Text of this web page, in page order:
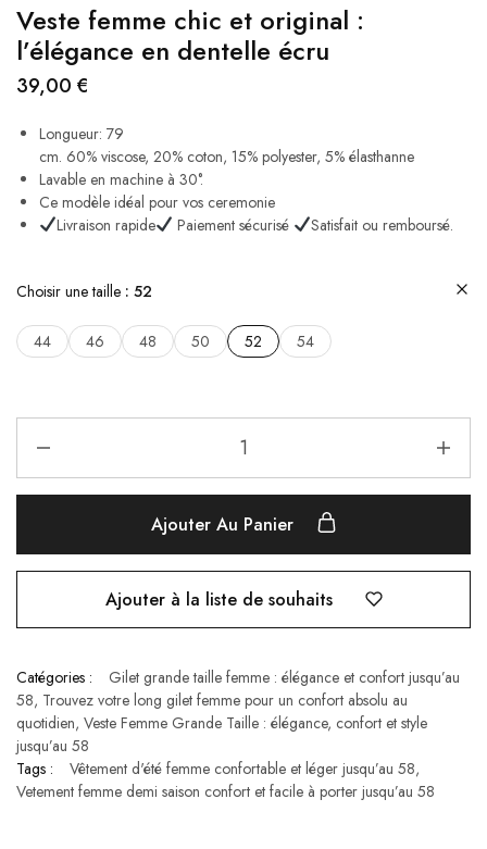
Veste femme chic et original :
l’élégance en dentelle écru
39,00 €
Longueur: 79
cm. 60% viscose, 20% coton, 15% polyester, 5% élasthanne
Lavable en machine à 30°.
Ce modèle idéal pour vos ceremonie
Livraison rapide
Paiement sécurisé Satisfait ou remboursé.
Choisir une taille 52
44 46 48 50 52 54
Ajouter Au Panier
Ajouter à la liste de souhaits
Catégories :
Gilet grande taille femme : élégance et confort jusqu’au
58, Trouvez votre long gilet femme pour un confort absolu au
quotidien, Veste Femme Grande Taille : élégance, confort et style
jusqu’au 58
Tags :
Vêtement d'été femme confortable et léger jusqu’au 58,
Vetement femme demi saison confort et facile à porter jusqu’au 58